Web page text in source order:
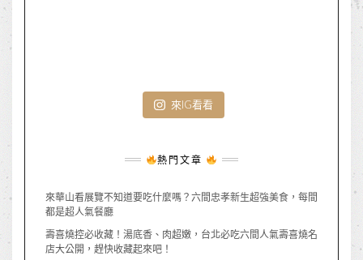
來IG看看
熱門文章
來華山看展覽不知道要吃什麼嗎？六間忠孝新生超強美食，每間
都是超人氣餐廳
壽喜燒控必收藏！湯底香、肉超嫩，台北必吃六間人氣壽喜燒名
店大公開，趕快收藏起來吧！